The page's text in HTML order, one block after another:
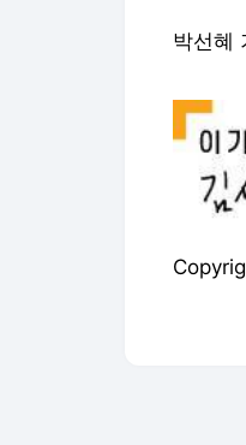
박선혜